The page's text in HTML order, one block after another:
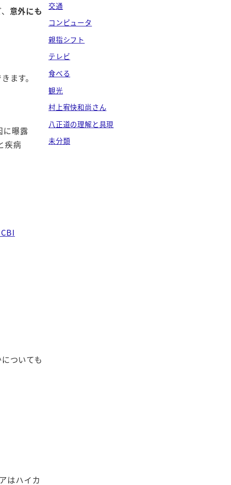
意外にも
ます。
に曝露
疾病
ついても
はハイカ
交通
コンピュータ
親指シフト
テレビ
食べる
観光
村上宥快和尚さん
八正道の理解と具現
未分類